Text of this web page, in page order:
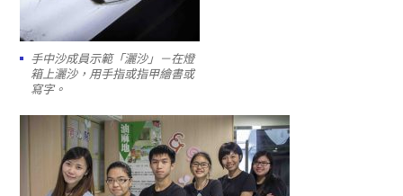
手中沙成員示範「灑沙」－在燈
箱上灑沙，用手指或指甲繪書或
寫字。